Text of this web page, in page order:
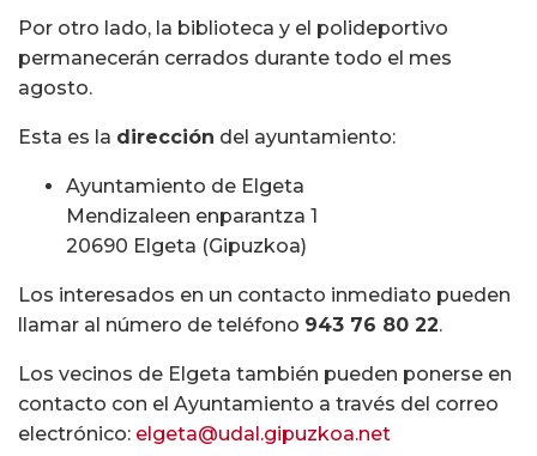
Por otro lado, la biblioteca y el polideportivo
permanecerán cerrados durante todo el mes
agosto.
Esta es la dirección del ayuntamiento:
Ayuntamiento de Elgeta
Mendizaleen enparantza 1
20690 Elgeta (Gipuzkoa)
Los interesados en un contacto inmediato pueden
llamar al número de teléfono 943 76 80 22.
Los vecinos de Elgeta también pueden ponerse en
contacto con el Ayuntamiento a través del correo
electrónico: elgeta@udal.gipuzkoa.net